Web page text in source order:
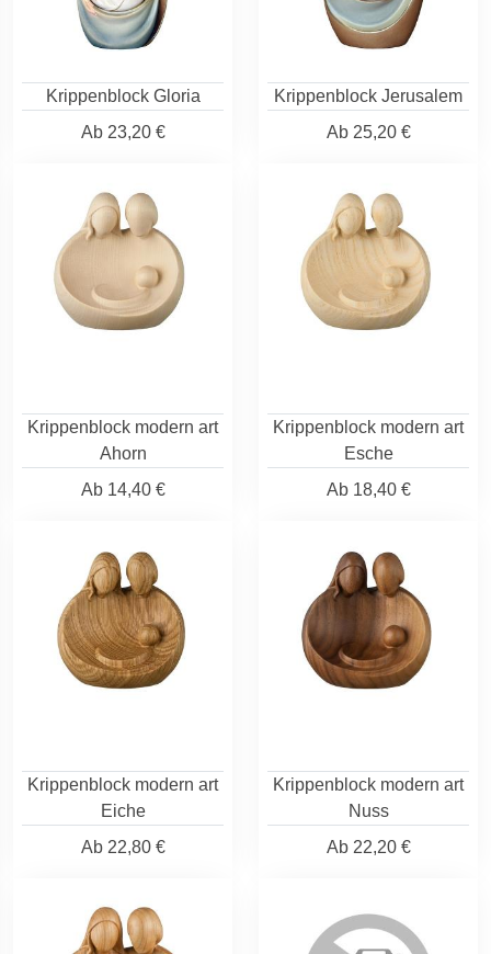
Krippenblock Gloria
Ab23,20 €
Krippenblock Jerusalem
Ab25,20 €
Krippenblock modern art
Ahorn
Ab14,40 €
Krippenblock modern art
Esche
Ab18,40 €
Krippenblock modern art
Eiche
Ab22,80 €
Krippenblock modern art
Nuss
Ab22,20 €